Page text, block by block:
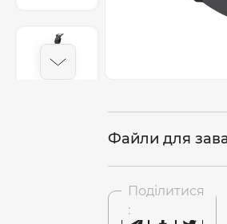
Файли для
Поділитися
: